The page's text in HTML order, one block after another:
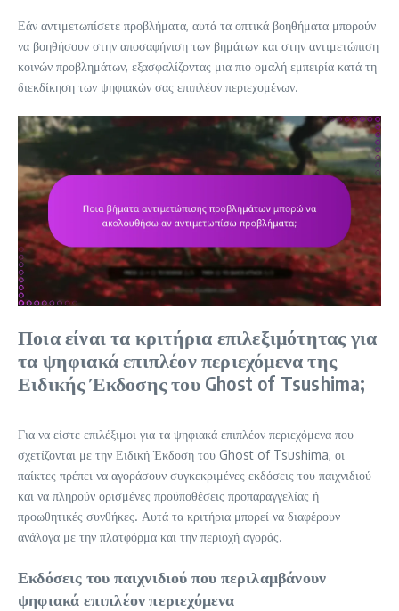
Εάν αντιμετωπίσετε προβλήματα, αυτά τα οπτικά βοηθήματα μπορούν
να βοηθήσουν στην αποσαφήνιση των βημάτων και στην αντιμετώπιση
κοινών προβλημάτων, εξασφαλίζοντας μια πιο ομαλή εμπειρία κατά τη
διεκδίκηση των ψηφιακών σας επιπλέον περιεχομένων.
Ποια είναι τα κριτήρια επιλεξιμότητας για
τα ψηφιακά επιπλέον περιεχόμενα της
Ειδικής Έκδοσης του Ghost of Tsushima;
Για να είστε επιλέξιμοι για τα ψηφιακά επιπλέον περιεχόμενα που
σχετίζονται με την Ειδική Έκδοση του Ghost of Tsushima, οι
παίκτες πρέπει να αγοράσουν συγκεκριμένες εκδόσεις του παιχνιδιού
και να πληρούν ορισμένες προϋποθέσεις προπαραγγελίας ή
προωθητικές συνθήκες. Αυτά τα κριτήρια μπορεί να διαφέρουν
ανάλογα με την πλατφόρμα και την περιοχή αγοράς.
Εκδόσεις του παιχνιδιού που περιλαμβάνουν
ψηφιακά επιπλέον περιεχόμενα